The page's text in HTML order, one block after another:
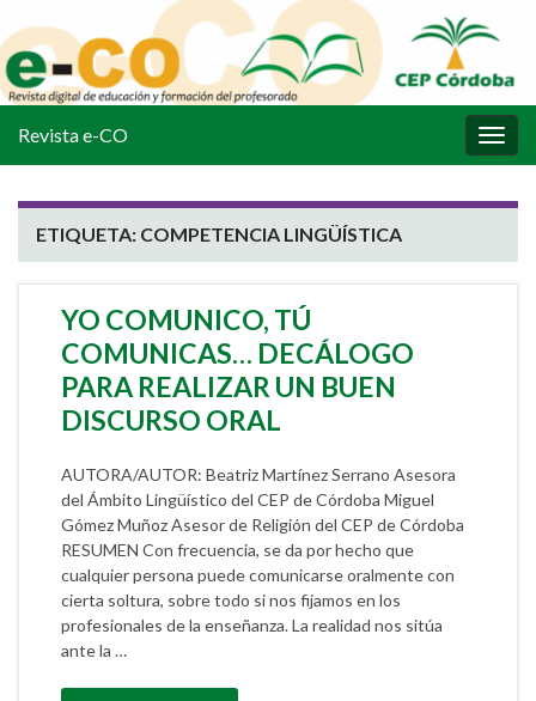
la
Revista e-CO
ETIQUETA: COMPETENCIA LINGÜÍSTICA
YO COMUNICO, TÚ
COMUNICAS… DECÁLOGO
PARA REALIZAR UN BUEN
DISCURSO ORAL
AUTORA/AUTOR: Beatriz Martínez Serrano Asesora
del Ámbito Lingüístico del CEP de Córdoba Miguel
Gómez Muñoz Asesor de Religión del CEP de Córdoba
RESUMEN Con frecuencia, se da por hecho que
cualquier persona puede comunicarse oralmente con
cierta soltura, sobre todo si nos fijamos en los
profesionales de la enseñanza. La realidad nos sitúa
ante la …